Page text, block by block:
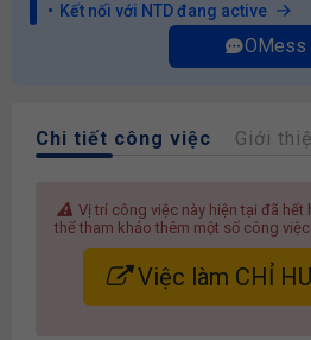
Kết nối với NTD đang active
OMess
Chi tiết công việc Giới
Vị trí công việc này hiện tại đã hết
thể tham khảo thêm một số công
Việc làm CHỈ